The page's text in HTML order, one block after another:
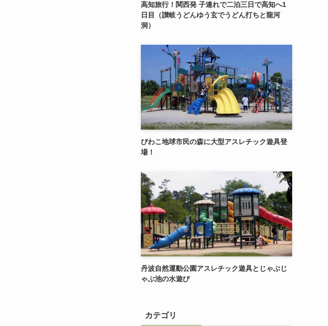
高知旅行！関西発 子連れで二泊三日で高知へ1
日目（讃岐うどんゆう玄でうどん打ちと龍河
洞）
びわこ地球市民の森に大型アスレチック遊具登
場！
丹波自然運動公園アスレチック遊具とじゃぶじ
ゃぶ池の水遊び
カテゴリ